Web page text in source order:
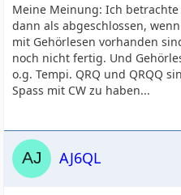
Meine Meinung: Ich
dann als abgeschlossen,
mit Gehörlesen vorhanden
noch nicht fertig. Und
o.g. Tempi. QRQ und QRQQ
Spass mit CW zu haben...
AJ6QL